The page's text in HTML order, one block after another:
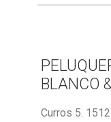
BLANCO
Curros 5.